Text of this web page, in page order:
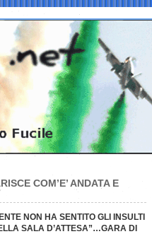
COM’E’ ANDATA E
NON HA SENTITO GLI INSULTI
SALA D’ATTESA”…GARA DI